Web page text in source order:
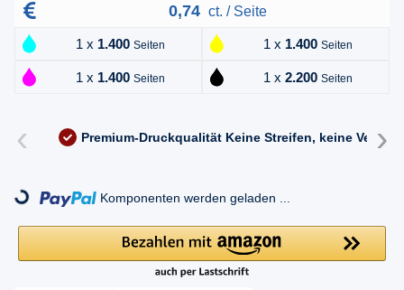
0,74 ct. / Seite
1 x 1.400 Seiten 1 x 1.400 Seiten
1 x 1.400 Seiten 1 x 2.200 Seiten
‹ Premium-Druckqualität Keine Streifen, keine ›
Komponenten werden geladen ...